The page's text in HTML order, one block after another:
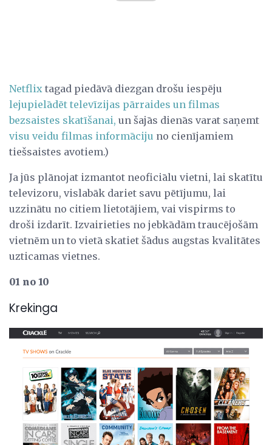
Netflix tagad piedāvā diezgan drošu iespēju
lejupielādēt televīzijas pārraides un filmas
bezsaistes skatīšanai, un šajās dienās varat saņemt
visu veidu filmas informāciju no cienījamiem
tiešsaistes avotiem.)
Ja jūs plānojat izmantot neoficiālu vietni, lai skatītu
televizoru, vislabāk dariet savu pētījumu, lai
uzzinātu no citiem lietotājiem, vai vispirms to
droši izdarīt. Izvairieties no jebkādām traucējošām
vietnēm un to vietā skatiet šādus augstas kvalitātes
uzticamas vietnes.
01 no 10
Krekinga